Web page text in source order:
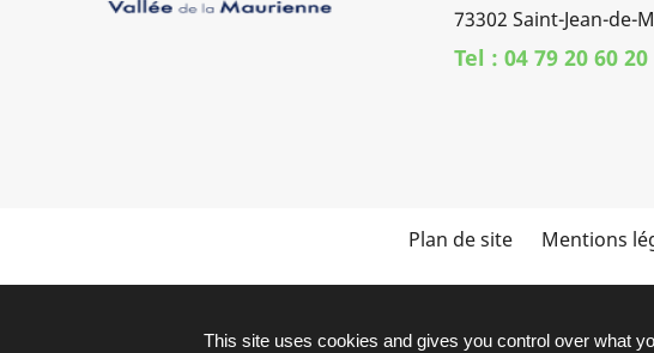
73302 Saint-Jean-de-
Tel : 04 79 20 60 20
Plan de site Mentions
This site uses cookies and gives you control over what